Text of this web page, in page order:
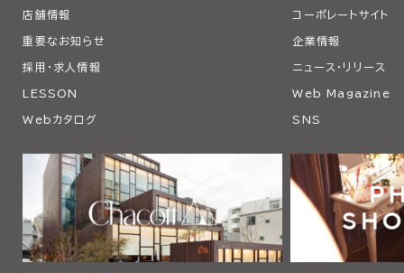
店舗情報 コーポレートサイト
重要なお知らせ 企業情報
採用・求人情報 ニュース・リリース
LESSON Web Magazine
Webカタログ SNS